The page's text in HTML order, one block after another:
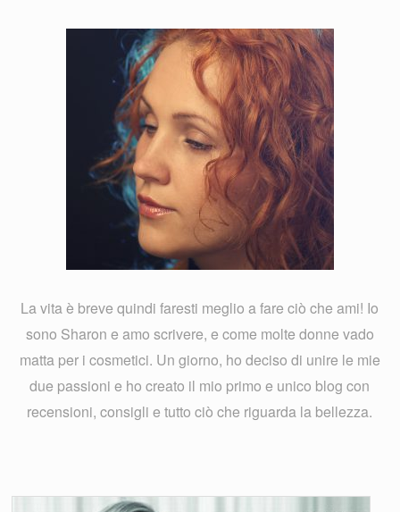
La vita è breve quindi faresti meglio a fare ciò che ami! Io
sono Sharon e amo scrivere, e come molte donne vado
matta per i cosmetici. Un giorno, ho deciso di unire le mie
due passioni e ho creato il mio primo e unico blog con
recensioni, consigli e tutto ciò che riguarda la bellezza.